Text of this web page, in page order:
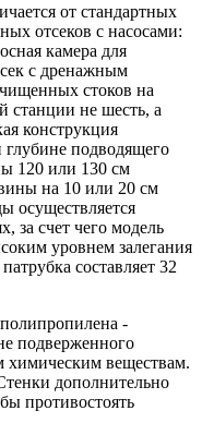
от стандартных
отсеков с насосами:
камера для
с дренажным
стоков на
станции не шесть, а
конструкция
глубине подводящего
120 или 130 см
на 10 или 20 см
осуществляется
за счет чего модель
уровнем залегания
составляет 32
-
подверженного
химическим веществам.
дополнительно
противостоять